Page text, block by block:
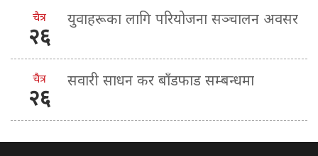
चैत्र
२६
युवाहरूका लागि परियोजना सञ्चालन अवसर
चैत्र
२६
सवारी साधन कर बाँडफाड सम्बन्धमा